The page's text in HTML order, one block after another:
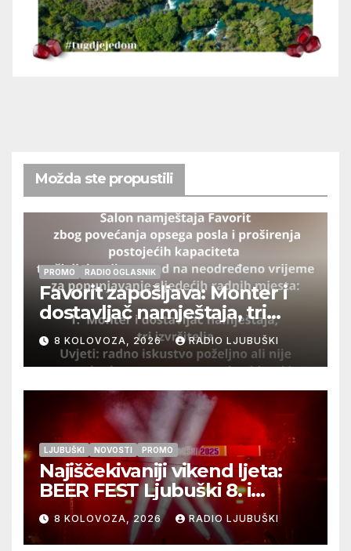
Možda ste propustili
PROMO RADIO OGLASNIK
Favorit zapošljava: Monter i
dostavljač namještaja, tri
izvršitelja
8 KOLOVOZA, 2026 RADIO LJUBUŠKI
LJUBUŠKI NOVOSTI PROMO
Najiščekivaniji vikend ljeta:
BEER FEST Ljubuški 8. i
9.kolovoza
8 KOLOVOZA, 2026 RADIO LJUBUŠKI